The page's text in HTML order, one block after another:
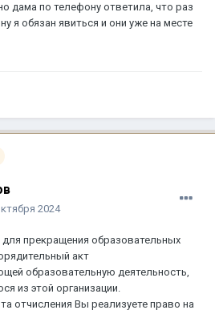
дама по телефону ответила, что раз
я обязан явиться и они уже на месте
2024
прекращения образовательных
акт
образовательную деятельность,
из этой организации.
отчисления Вы реализуете право на